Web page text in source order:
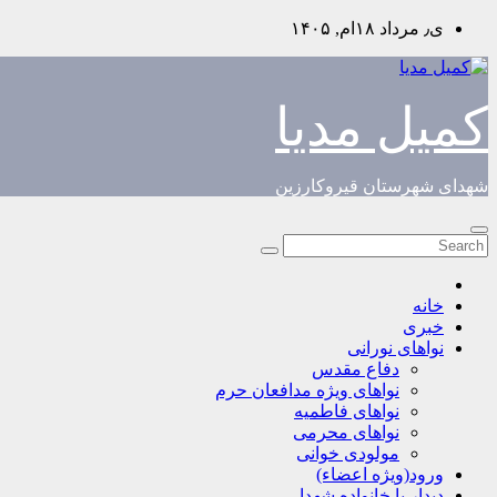
Skip
content
ی٫ مرداد ۱۸ام, ۱۴۰۵
کمیل مدیا
شهدای شهرستان قیروکارزین
خانه
خبری
نواهای نورانی
دفاع مقدس
نواهای ویژه مدافعان حرم
نواهای فاطمیه
نواهای محرمی
مولودی خوانی
ورود(ویژه اعضاء)